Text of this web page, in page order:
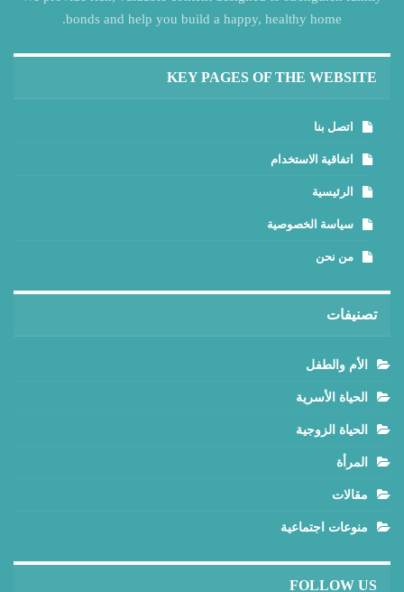
bonds and help you build a happy, healthy home.
KEY PAGES OF THE WEBSITE
اتصل بنا
اتفاقية الاستخدام
الرئيسية
سياسة الخصوصية
من نحن
تصنيفات
الأم والطفل
الحياة الأسرية
الحياة الزوجية
المرأة
مقالات
منوعات اجتماعية
FOLLOW US